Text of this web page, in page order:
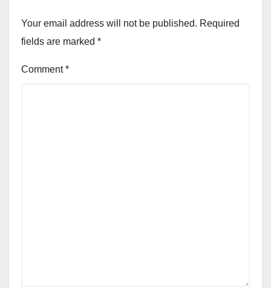
Your email address will not be published. Required
fields are marked *
Comment*